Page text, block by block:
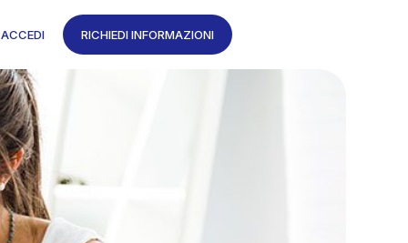
ACCEDI RICHIEDI INFORMAZIONI